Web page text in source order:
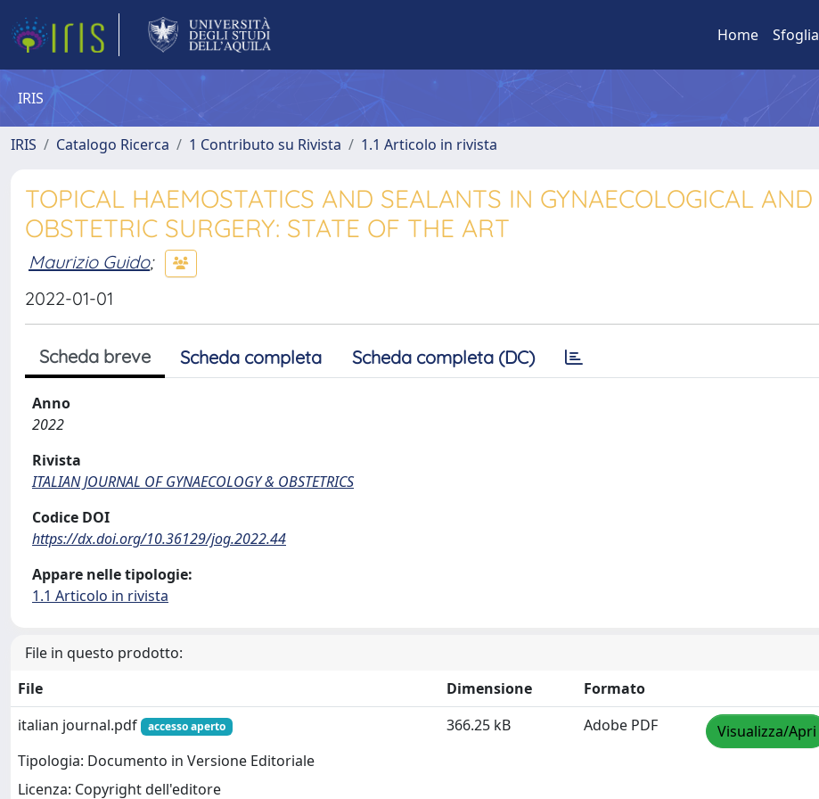
Home Sfoglia
IRIS
IRIS Catalogo Ricerca 1 Contributo su Rivista 1.1 Articolo in rivista
TOPICAL HAEMOSTATICS AND SEALANTS IN GYNAECOLOGICAL AND
OBSTETRIC SURGERY: STATE OF THE ART
Maurizio Guido;
2022-01-01
Scheda breve Scheda completa Scheda completa (DC)
Anno
2022
Rivista
ITALIAN JOURNAL OF GYNAECOLOGY & OBSTETRICS
Codice DOI
https://dx.doi.org/10.36129/jog.2022.44
Appare nelle tipologie:
1.1 Articolo in rivista
File in questo prodotto:
File
Dimensione
Formato
italian journal.pdf
accesso aperto
Tipologia: Documento in Versione Editoriale
Licenza: Copyright dell'editore
366.25 kB Adobe PDF Visualizza/Apri